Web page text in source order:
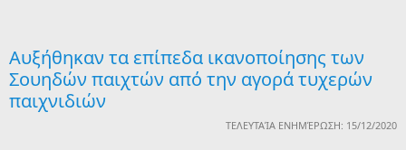
Αυξήθηκαν τα επίπεδα ικανοποίησης των
Σουηδών παιχτών από την αγορά τυχερών
παιχνιδιών
ΤΕΛΕΥΤΑΊΑ ΕΝΗΜΈΡΩΣΗ: 15/12/2020